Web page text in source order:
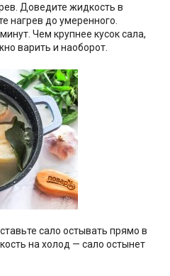
Доведите жидкость в
нагрев до умеренного.
Чем крупнее кусок сала,
варить и наоборот.
сало остывать прямо в
на холод — сало остынет